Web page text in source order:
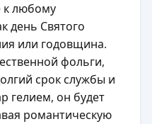
к любому
день Святого
или годовщина.
фольги,
срок службы и
гелием, он будет
романтическую